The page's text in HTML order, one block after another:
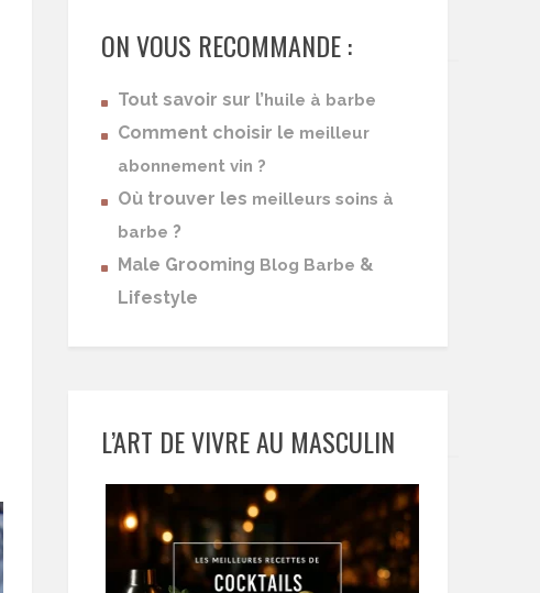
ON VOUS RECOMMANDE :
Tout savoir sur l’ huile à barbe
Comment choisir le meilleur
abonnement vin ?
Où trouver les meilleurs soins à
barbe ?
Male Grooming Blog Barbe &
Lifestyle
L’ART DE VIVRE AU MASCULIN